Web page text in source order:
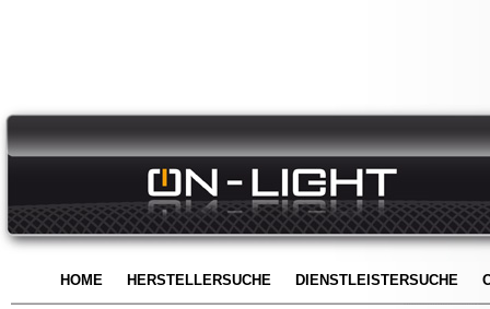
HOME HERSTELLERSUCHE DIENSTLEISTERSUCHE